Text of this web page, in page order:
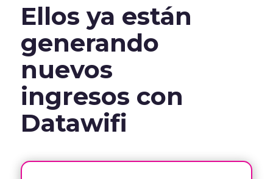
Ellos ya están
generando
nuevos
ingresos con
Datawifi